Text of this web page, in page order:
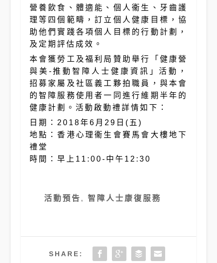
營養飲食、體適能、個人衞生、牙齒護
理等四個範疇，訂立個人健康目標，協
助他們實踐各項個人目標的行動計劃，
及定期評估成效。
本會獲勞工及福利局贊助舉行「健康營
與美-推動智障人士健康資訊」活動，
招募家屬及社區義工夥拍職員，與本會
的智障服務使用者一同進行維期半年的
健康計劃。活動啟動禮詳情如下：
日期：2018年6月29日(五)
地點：香港心理衞生會賽馬會大樓地下
禮堂
時間：早上11:00-中午12:30
活動預告 , 智障人士康復服務
SHARE: